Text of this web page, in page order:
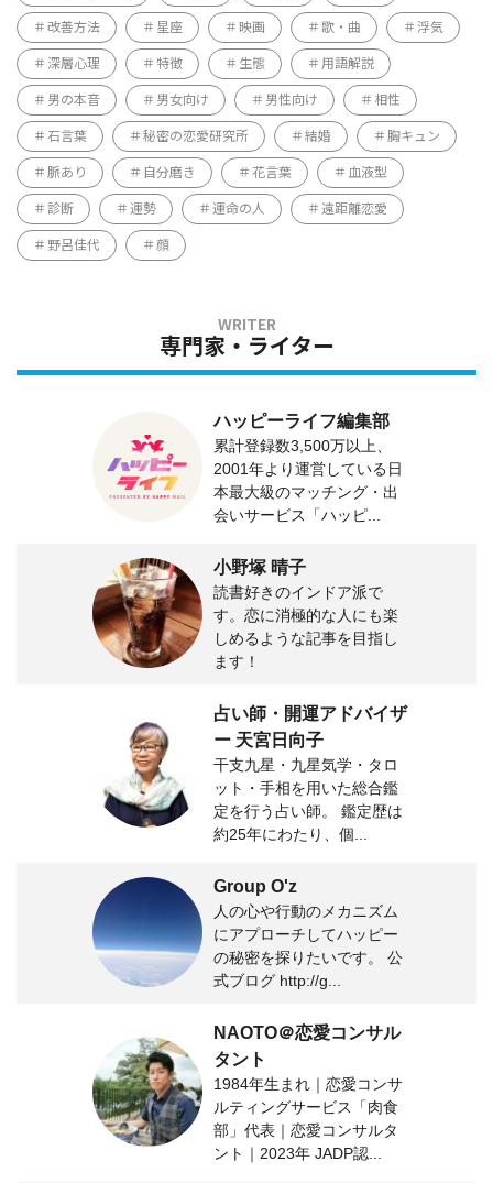
改善方法 星座 映画 歌・曲 浮気
深層心理 特徴 生態 用語解説
男の本音 男女向け 男性向け 相性
石言葉 秘密の恋愛研究所 結婚 胸キュン
脈あり 自分磨き 花言葉 血液型
診断 運勢 運命の人 遠距離恋愛
野呂佳代 顔
専門家・ライター
ハッピーライフ編集部
累計登録数3,500万以上、
2001年より運営している日
本最大級のマッチング・出
会いサービス「ハッピ...
小野塚 晴子
読書好きのインドア派で
す。恋に消極的な人にも楽
しめるような記事を目指し
ます！
占い師・開運アドバイザ
ー 天宮日向子
干支九星・九星気学・タロ
ット・手相を用いた総合鑑
定を行う占い師。 鑑定歴は
約25年にわたり、個...
Group O'z
人の心や行動のメカニズム
にアプローチしてハッピー
の秘密を探りたいです。 公
式ブログ http://g...
NAOTO＠恋愛コンサル
タント
1984年生まれ｜恋愛コンサ
ルティングサービス「肉食
部」代表｜恋愛コンサルタ
ント｜2023年 JADP認...